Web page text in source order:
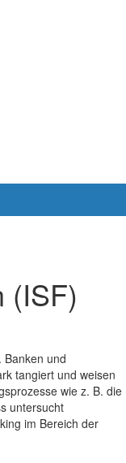
(ISF)
Banken und
tangiert und weisen
wie z. B. die
untersucht
im Bereich der